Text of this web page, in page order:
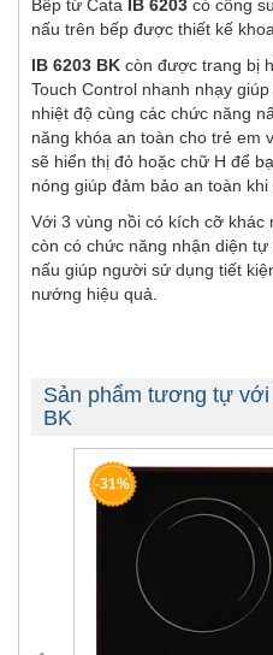
Bếp từ Cata IB 6203 có công
nấu trên bếp được thiết kế
IB 6203 BK còn được trang bị
Touch Control nhanh nhạy
nhiệt độ cùng các chức năng
năng khóa an toàn cho trẻ em
sẽ hiển thị đỏ hoặc chữ H để
nóng giúp đảm bảo an toàn khi
Với 3 vùng nồi có kích cỡ khác
còn có chức năng nhận diện
nấu giúp người sử dụng tiết
nướng hiệu quả.
Sản phẩm tương tự
BK
-31%